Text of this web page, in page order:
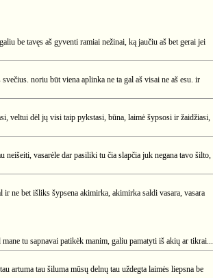
be tavęs aš gyventi ramiai nežinai, ką jaučiu aš bet gerai jei
noriu būt viena aplinka ne ta gal aš visai ne aš esu. ir
veltui dėl jų visi taip pykstasi, būna, laimė šypsosi ir žaidžiasi,
vasarėle dar pasiliki tu čia slapčia juk negana tavo šilto,
ne bet išliks šypsena akimirka, akimirka saldi vasara, vasara
tu sapnavai patikėk manim, galiu pamatyti iš akių ar tikrai...
artuma tau šiluma mūsų delnų tau uždegta laimės liepsna be